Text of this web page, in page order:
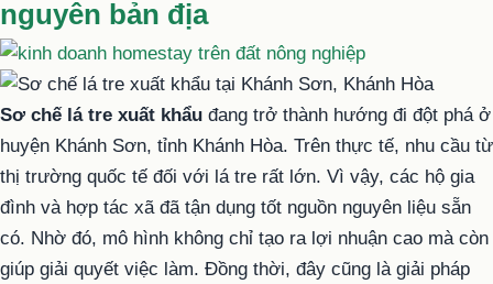
nguyên bản địa
Sơ chế lá tre xuất khẩu đang trở thành hướng đi đột phá ở
huyện Khánh Sơn, tỉnh Khánh Hòa. Trên thực tế, nhu cầu từ
thị trường quốc tế đối với lá tre rất lớn. Vì vậy, các hộ gia
đình và hợp tác xã đã tận dụng tốt nguồn nguyên liệu sẵn
có. Nhờ đó, mô hình không chỉ tạo ra lợi nhuận cao mà còn
giúp giải quyết việc làm. Đồng thời, đây cũng là giải pháp